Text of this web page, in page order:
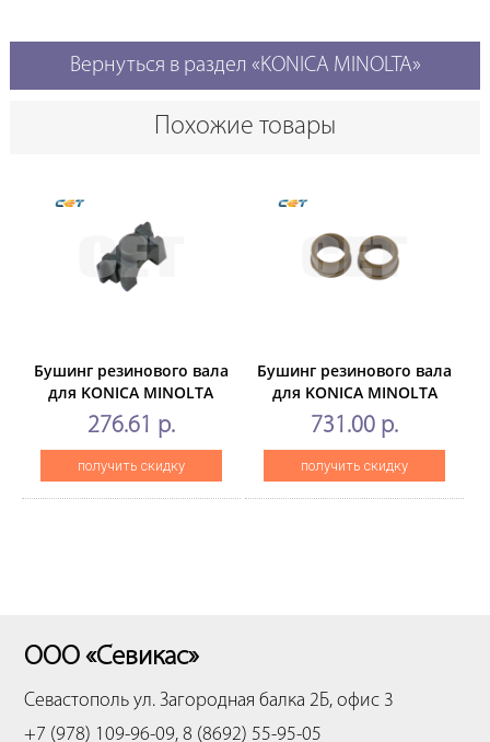
Вернуться в раздел «KONICA MINOLTA»
Похожие товары
Бушинг резинового вала
для KONICA MINOLTA
Bizhub 162(CET), 2 шт/
компл, CET7244
276.61 р.
получить скидку
Бушинг резинового вала
для KONICA MINOLTA
Bizhub654/754/C654/C754
(CET), 2 шт/компл,
CET7173
731.00 р.
получить скидку
ООО «Севикас»
Севастополь ул. Загородная балка 2Б, офис 3
+7 (978) 109-96-09, 8 (8692) 55-95-05